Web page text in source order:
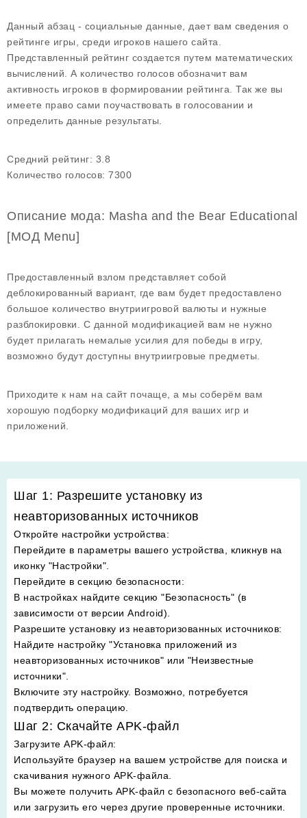
Данный абзац - социальные данные, дает вам сведения о
рейтинге игры, среди игроков нашего сайта.
Представленный рейтинг создается путем математических
вычислений. А количество голосов обозначит вам
активность игроков в формировании рейтинга. Так же вы
имеете право сами поучаствовать в голосовании и
определить данные результаты.
Средний рейтинг: 3.8
Количество голосов: 7300
Описание мода: Masha and the Bear Educational
[МОД Menu]
Предоставленный взлом представляет собой
деблокированный вариант, где вам будет предоставлено
большое количество внутриигровой валюты и нужные
разблокировки. С данной модификацией вам не нужно
будет прилагать немалые усилия для победы в игру,
возможно будут доступны внутриигровые предметы.
Приходите к нам на сайт почаще, а мы соберём вам
хорошую подборку модификаций для ваших игр и
приложений.
Шаг 1: Разрешите установку из
неавторизованных источников
Откройте настройки устройства:
Перейдите в параметры вашего устройства, кликнув на
иконку "Настройки".
Перейдите в секцию безопасности:
В настройках найдите секцию "Безопасность" (в
зависимости от версии Android).
Разрешите установку из неавторизованных источников:
Найдите настройку "Установка приложений из
неавторизованных источников" или "Неизвестные
источники".
Включите эту настройку. Возможно, потребуется
подтвердить операцию.
Шаг 2: Скачайте APK-файл
Загрузите APK-файл:
Используйте браузер на вашем устройстве для поиска и
скачивания нужного APK-файла.
Вы можете получить APK-файл с безопасного веб-сайта
или загрузить его через другие проверенные источники.